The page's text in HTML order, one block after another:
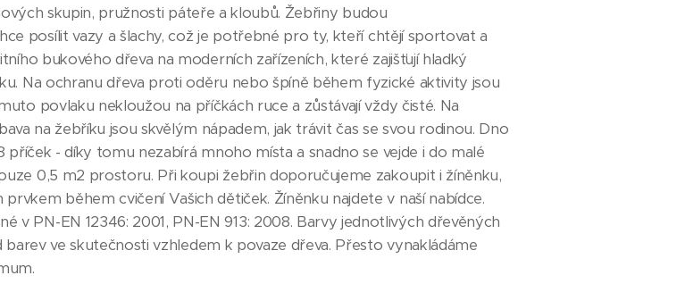
skupin, pružnosti páteře a kloubů. Žebřiny budou
posílit vazy a šlachy, což je potřebné pro ty, kteří chtějí sportovat a
bukového dřeva na moderních zařízeních, které zajišťují hladký
Na ochranu dřeva proti oděru nebo špíně během fyzické aktivity jsou
povlaku nekloužou na příčkách ruce a zůstávají vždy čisté. Na
na žebříku jsou skvělým nápadem, jak trávit čas se svou rodinou. Dno
- díky tomu nezabírá mnoho místa a snadno se vejde i do malé
0,5 m2 prostoru. Při koupi žebřin doporučujeme zakoupit i žíněnku,
během cvičení Vašich dětiček. Žíněnku najdete v naší nabídce.
v PN-EN 12346: 2001, PN-EN 913: 2008. Barvy jednotlivých dřevěných
ve skutečnosti vzhledem k povaze dřeva. Přesto vynakládáme